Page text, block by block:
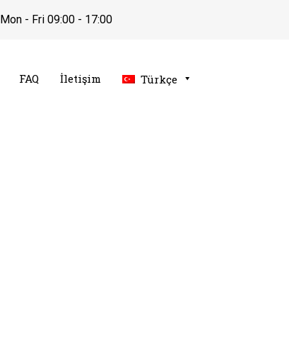
Mon - Fri 09:00 - 17:00
FAQ İletişim Türkçe